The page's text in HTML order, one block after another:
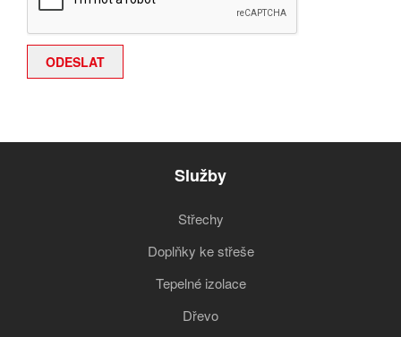
Služby
Střechy
Doplňky ke střeše
Tepelné izolace
Dřevo